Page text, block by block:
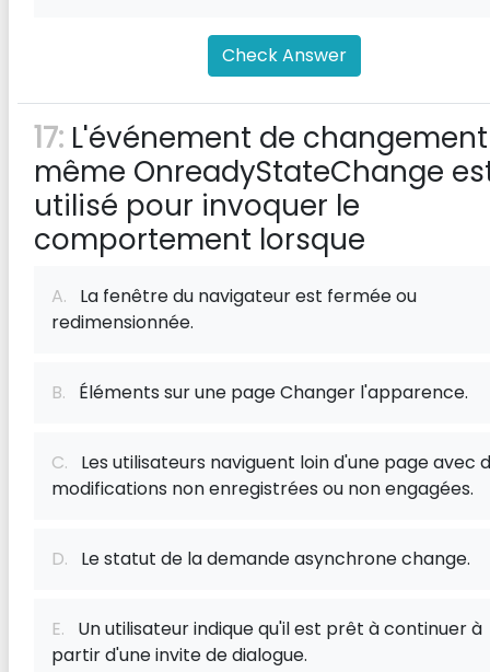
Check Answer
17: L'événement de
même OnreadyStateChange
utilisé pour invoquer le
comportement lorsque
A. La fenêtre du navigateur est fermée ou
redimensionnée.
B. Éléments sur une page Changer l'apparence.
C. Les utilisateurs naviguent loin d'une page avec
modifications non enregistrées ou non engagées.
D. Le statut de la demande asynchrone change.
E. Un utilisateur indique qu'il est prêt à continuer à
partir d'une invite de dialogue.